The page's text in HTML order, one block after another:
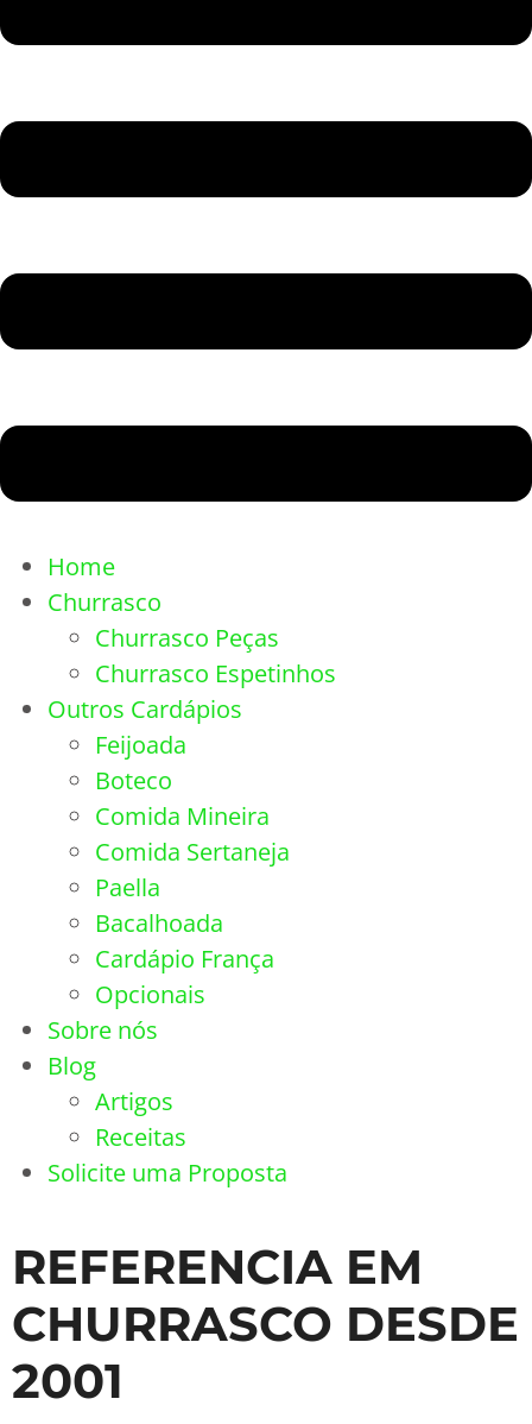
Home
Churrasco
Churrasco Peças
Churrasco Espetinhos
Outros Cardápios
Feijoada
Boteco
Comida Mineira
Comida Sertaneja
Paella
Bacalhoada
Cardápio França
Opcionais
Sobre nós
Blog
Artigos
Receitas
Solicite uma Proposta
REFERENCIA EM
CHURRASCO DESDE
2001